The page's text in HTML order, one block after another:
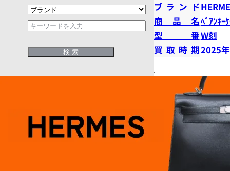
ブランド
商品名ﾍﾞｱﾝｷｰ
型番W刻
買取時期2025